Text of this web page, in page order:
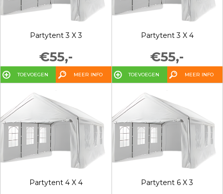
Partytent 3 X 3
€55,-
TOEVOEGEN MEER INFO
Partytent 3 X 4
€55,-
TOEVOEGEN MEER INFO
Partytent 4 X 4 Partytent 6 X 3